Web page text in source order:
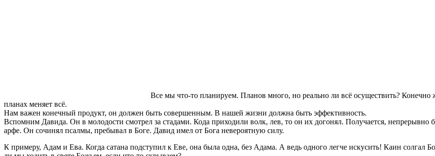
Все мы что-то планируем. Планов много, но реально ли всё осуществить?
планах меняет всё.
Нам важен конечный продукт, он должен быть совершенным. В нашей жизни должна быть эффективность.
Вспомним Давида. Он в молодости смотрел за стадами. Кода приходили волк, лев, то он их догонял. Получается, непрерывно
арфе. Он сочинял псалмы, пребывал в Боге. Давид имел от Бога невероятную силу.
К примеру, Адам и Ева. Когда сатана подступил к Еве, она была одна, без Адама. А ведь одного легче искусить! Каин солгал